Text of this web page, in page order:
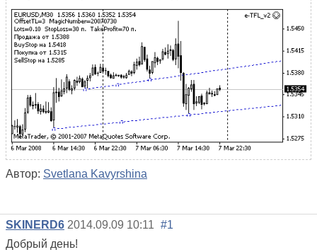
Автор: Svetlana Kavyrshina
SKINERD6 2014.09.09 10:11 #1
Добрый день!